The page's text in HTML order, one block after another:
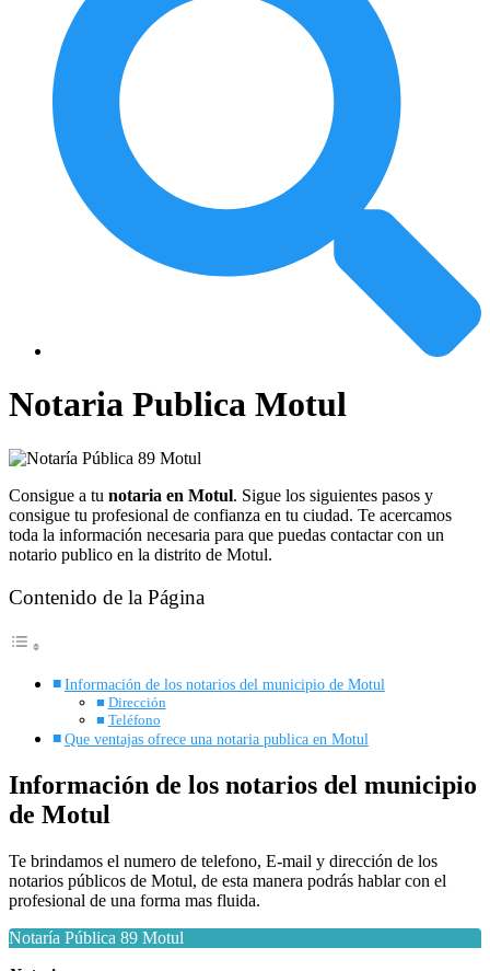
Notaria Publica Motul
Consigue a tu notaria en Motul. Sigue los siguientes pasos y
consigue tu profesional de confianza en tu ciudad. Te acercamos
toda la información necesaria para que puedas contactar con un
notario publico en la distrito de Motul.
Contenido de la Página
Información de los notarios del municipio de Motul
Dirección
Teléfono
Que ventajas ofrece una notaria publica en Motul
Información de los notarios del municipio
de Motul
Te brindamos el numero de telefono, E-mail y dirección de los
notarios públicos de Motul, de esta manera podrás hablar con el
profesional de una forma mas fluida.
Notaría Pública 89 Motul